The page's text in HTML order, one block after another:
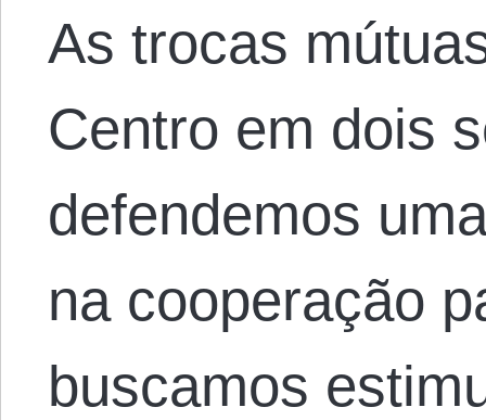
As trocas
Centro em dois
defendemos
na cooperação
buscamos